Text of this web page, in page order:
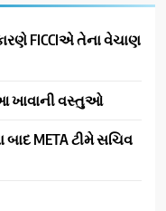
FICCIએ તેના વેચાણ
ખાવાની વસ્તુઓ
બાદ META ટીમે સચિવ